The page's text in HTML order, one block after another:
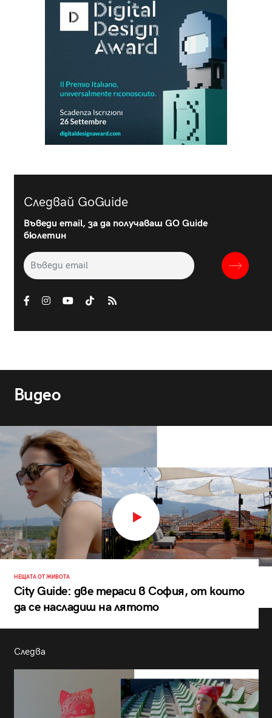
Следвай GoGuide
Въведи email, за да получаваш GO Guide
бюлетин
Видео
НЕЩАТА ОТ ЖИВОТА
City Guide: две тераси в София, от които
да се насладиш на лятото
Следва